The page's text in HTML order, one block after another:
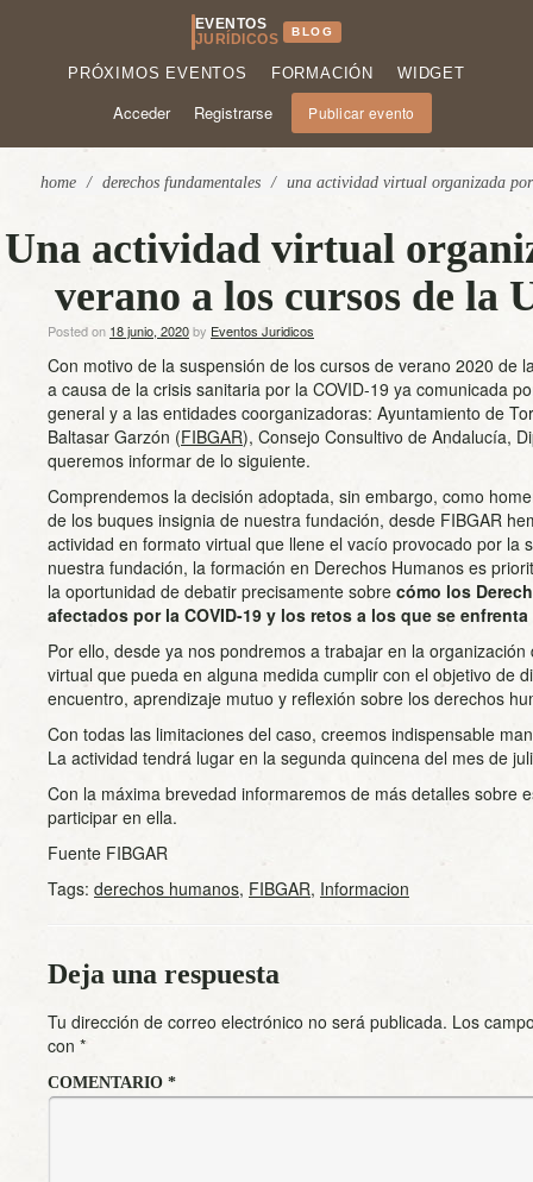
EVENTOS
JURÍDICOS
BLOG
PRÓXIMOS EVENTOS FORMACIÓN WIDGET
Acceder Registrarse Publicar evento
home / derechos fundamentales / una actividad virtual organizada
Una actividad virtual
verano a los cursos de la
Posted on 18 junio, 2020by Eventos Juridicos
Con motivo de la suspensión de los cursos de verano 2020 de
a causa de la crisis sanitaria por la COVID-19 ya comunicada
general y a las entidades coorganizadoras: Ayuntamiento de
Baltasar Garzón (FIBGAR), Consejo Consultivo de Andalucía,
queremos informar de lo siguiente.
Comprendemos la decisión adoptada, sin embargo, como
de los buques insignia de nuestra fundación, desde FIBGAR
actividad en formato virtual que llene el vacío provocado por la
nuestra fundación, la formación en Derechos Humanos es
la oportunidad de debatir precisamente sobre cómo los
afectados por la COVID-19 y los retos a los que se
Por ello, desde ya nos pondremos a trabajar en la
virtual que pueda en alguna medida cumplir con el objetivo de
encuentro, aprendizaje mutuo y reflexión sobre los derechos
Con todas las limitaciones del caso, creemos indispensable
La actividad tendrá lugar en la segunda quincena del mes de
Con la máxima brevedad informaremos de más detalles sobre
participar en ella.
Fuente FIBGAR
Tags: derechos humanos, FIBGAR, Informacion
Deja una respuesta
Tu dirección de correo electrónico no será publicada. Los
con *
COMENTARIO *